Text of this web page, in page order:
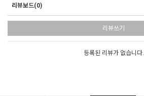
리뷰보드(0)
리뷰쓰기
등록된 리뷰가 없습니다.